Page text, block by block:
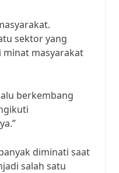
sektor yang
masyarakat
berkembang
diminati saat
salah satu